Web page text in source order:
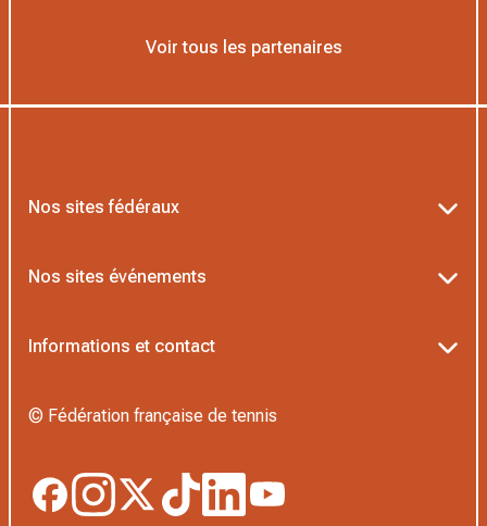
Voir tous les partenaires
Nos sites fédéraux
L’Institut Formation Tennis
Proshop FFT
Application Beach/Padel/Pickleball
Nos sites événements
Boutique Officielle
Informations et contact
Politique des cookies
© Fédération française de tennis